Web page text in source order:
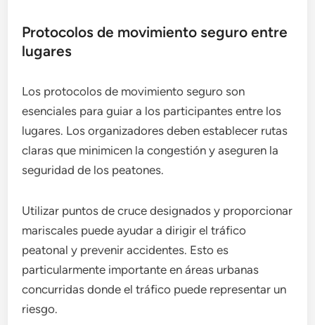
Protocolos de movimiento seguro entre
lugares
Los protocolos de movimiento seguro son
esenciales para guiar a los participantes entre los
lugares. Los organizadores deben establecer rutas
claras que minimicen la congestión y aseguren la
seguridad de los peatones.
Utilizar puntos de cruce designados y proporcionar
mariscales puede ayudar a dirigir el tráfico
peatonal y prevenir accidentes. Esto es
particularmente importante en áreas urbanas
concurridas donde el tráfico puede representar un
riesgo.